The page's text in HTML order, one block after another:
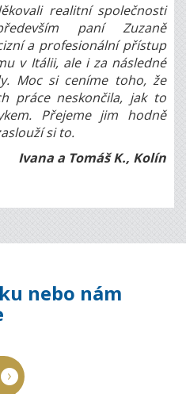
realitní společnosti
paní Zuzaně
a profesionální přístup
v Itálii, ale i za následné
Moc si ceníme toho, že
práce neskončila, jak to
Přejeme jim hodně
si to.
Ivana a Tomáš K., Kolín
nebo nám